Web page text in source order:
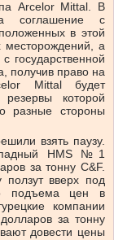
Arcelor Mittal. В
соглашение с
в этой
месторождений, а
государственной
получив право на
Mittal будет
которой
разные стороны
взять паузу.
HMS №1
за тонну C&F.
вверх под
подъема цен в
компании
за тонну
довести цены